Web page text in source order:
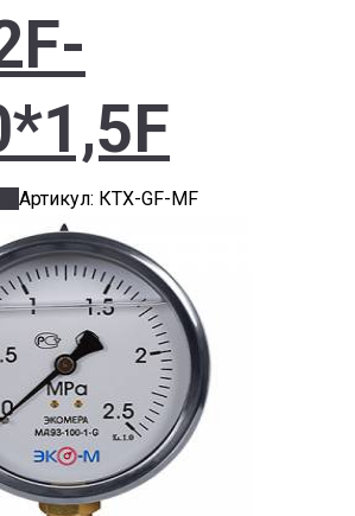
Артикул: КТХ-GF-MF